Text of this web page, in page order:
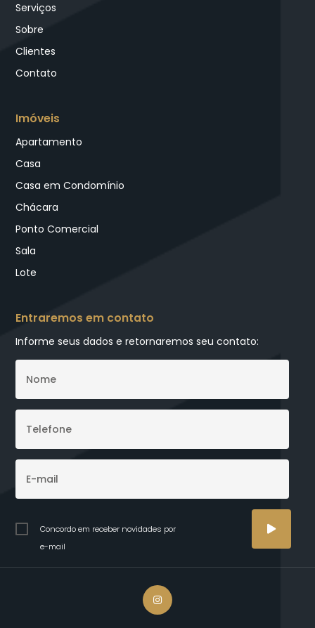
Serviços
Sobre
Clientes
Contato
Imóveis
Apartamento
Casa
Casa em Condomínio
Chácara
Ponto Comercial
Sala
Lote
Entraremos em contato
Informe seus dados e retornaremos seu contato:
Concordo em receber novidades por
e-mail